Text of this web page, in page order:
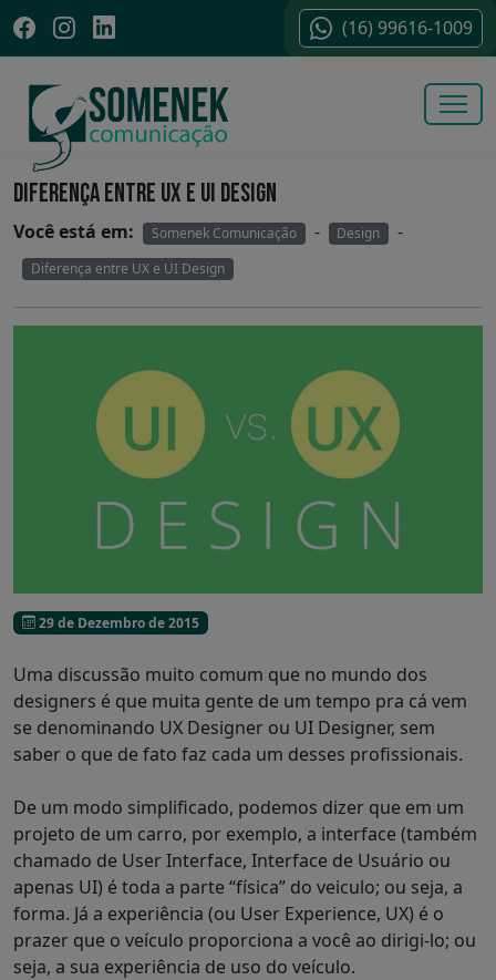
(16) 99616-1009
DIFERENÇA ENTRE UX E UI DESIGN
Você está em: Somenek Comunicação - Design -
Diferença entre UX e UI Design
29 de Dezembro de 2015
Uma discussão muito comum que no mundo dos
designers é que muita gente de um tempo pra cá vem
se denominando UX Designer ou UI Designer, sem
saber o que de fato faz cada um desses profissionais.
De um modo simplificado, podemos dizer que em um
projeto de um carro, por exemplo, a interface (também
chamado de User Interface, Interface de Usuário ou
apenas UI) é toda a parte “física” do veiculo; ou seja, a
forma. Já a experiência (ou User Experience, UX) é o
prazer que o veículo proporciona a você ao dirigi-lo; ou
seja, a sua experiência de uso do veículo.